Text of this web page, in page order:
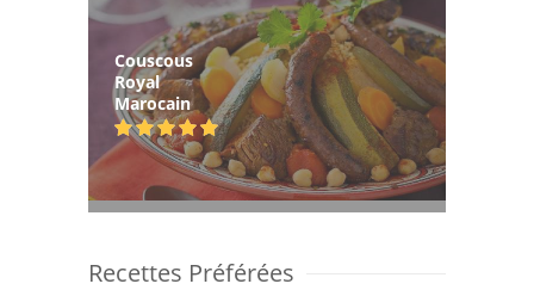
Couscous
Royal
Marocain
Recettes Préférées